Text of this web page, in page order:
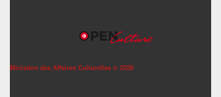
Ministère des Affaires Culturelles © 2026